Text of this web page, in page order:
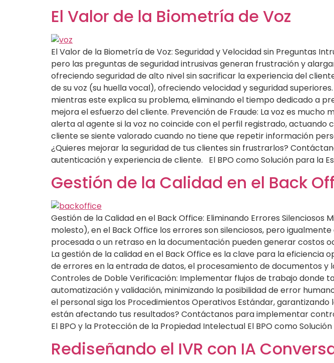
El Valor de la Biometría de Voz
El Valor de la Biometría de Voz: Seguridad y Velocidad sin Preguntas
pero las preguntas de seguridad intrusivas generan frustración y
ofreciendo seguridad de alto nivel sin sacrificar la experiencia del
de su voz (su huella vocal), ofreciendo velocidad y seguridad
mientras este explica su problema, eliminando el tiempo dedicado a
mejora el esfuerzo del cliente. Prevención de Fraude: La voz es
alerta al agente si la voz no coincide con el perfil registrado, actuando
cliente se siente valorado cuando no tiene que repetir información
¿Quieres mejorar la seguridad de tus clientes sin frustrarlos?
autenticación y experiencia de cliente. El BPO como Solución para la
Gestión de la Calidad en el Back
Gestión de la Calidad en el Back Office: Eliminando Errores
molesto), en el Back Office los errores son silenciosos, pero
procesada o un retraso en la documentación pueden generar costos
La gestión de la calidad en el Back Office es la clave para la
de errores en la entrada de datos, el procesamiento de documentos y
Controles de Doble Verificación: Implementar flujos de trabajo donde
automatización y validación, minimizando la posibilidad de error
el personal siga los Procedimientos Operativos Estándar,
están afectando tus resultados? Contáctanos para implementar
El BPO y la Protección de la Propiedad Intelectual El BPO como Solución
Rediseñando el IVR con IA